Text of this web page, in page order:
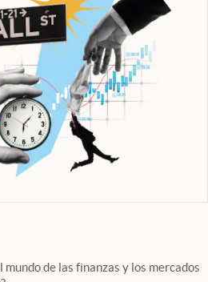
pestaña
de las finanzas y los mercados